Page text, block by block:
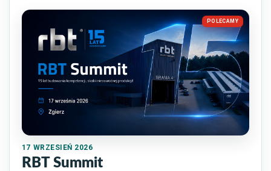
POLECAMY
17 WRZESIEŃ 2026
RBT Summit